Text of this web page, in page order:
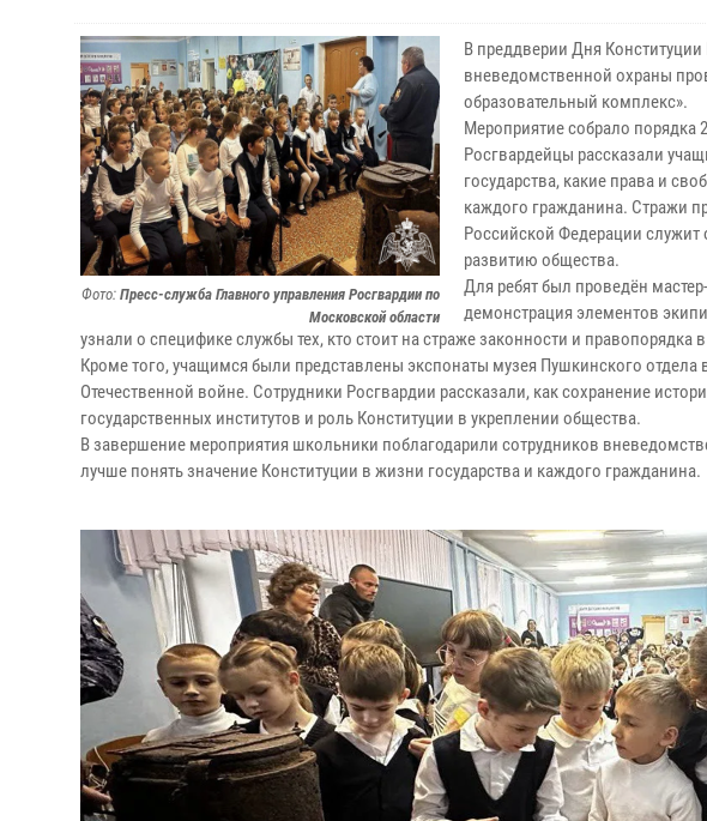
Фото: Пресс-служба Главного управления Росгвардии по
Московской области
В преддверии Дня
вневедомственной охраны
образовательный комплекс».
Мероприятие собрало порядка
Росгвардейцы рассказали
государства, какие права и
каждого гражданина. Стражи
Российской Федерации служит
развитию общества.
Для ребят был проведён
демонстрация элементов
узнали о специфике службы тех, кто стоит на страже законности и правопорядка
Кроме того, учащимся были представлены экспонаты музея Пушкинского
Отечественной войне. Сотрудники Росгвардии рассказали, как сохранение
государственных институтов и роль Конституции в укреплении общества.
В завершение мероприятия школьники поблагодарили сотрудников
лучше понять значение Конституции в жизни государства и каждого гражданина.